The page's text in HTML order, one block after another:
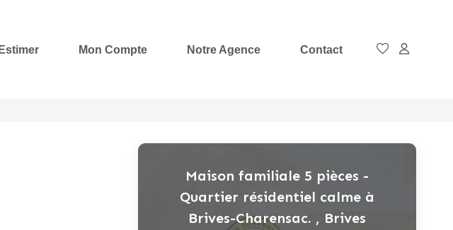
Estimer Mon Compte Notre Agence Contact
Maison familiale 5 pièces -
Quartier résidentiel calme à
Brives-Charensac. , Brives